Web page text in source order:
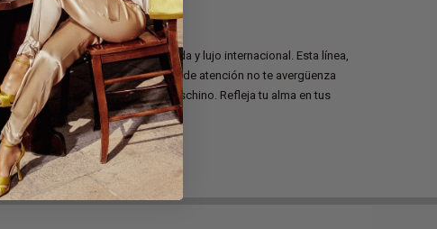
por la mayoría; 20 años de moda y lujo internacional. Esta línea,
seductora. Si estar en el centro de atención no te avergüenza
lo mejor de Love Moschino. Refleja tu alma en tus